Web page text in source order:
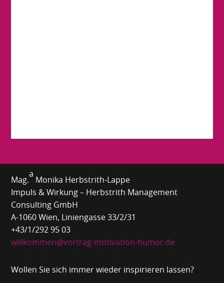
Mag.
a
Monika Herbstrith-Lappe
Impuls & Wirkung – Herbstrith Management
Consulting GmbH
A-1060 Wien, Liniengasse 33/2/31
+43/1/292 95 03
willkommen@vortrag-motivation-humor.de
Wollen Sie sich immer wieder inspirieren lassen?